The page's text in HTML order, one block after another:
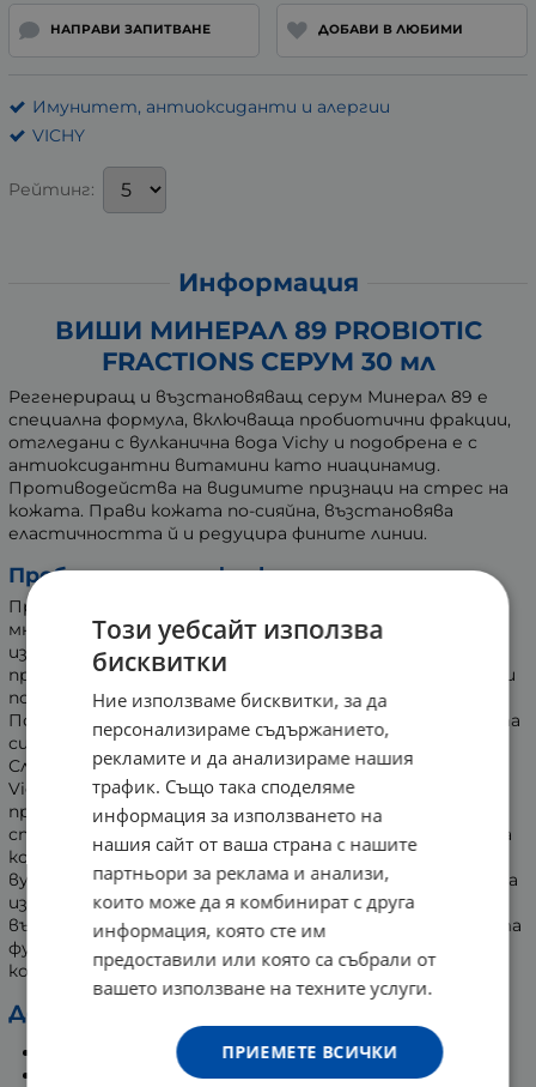
НАПРАВИ ЗАПИТВАНЕ ДОБАВИ В ЛЮБИМИ
Имунитет, антиоксиданти и алергии
VICHY
Рейтинг:
Информация
ВИШИ МИНЕРАЛ 89 PROBIOTIC
FRACTIONS СЕРУМ 30 мл
Регенериращ и възстановяващ серум Минерал 89 е
специална формула, включваща пробиотични фракции,
отгледани с вулканична вода Vichy и подобрена е с
антиоксидантни витамини като ниацинамид.
Противодейства на видимите признаци на стрес на
кожата. Прави кожата по-сияйна, възстановява
еластичността й и редуцира фините линии.
Пробиотичните фракции:
Пробиотиците са добре познати отдавна с
множество ползи за здравето, затова и са често
използвани в хранителните добавки. Те
представляват живи микроорганизми, въздействащи
положително върху микробиотичния състав.
Попадайки в организма могат да модулират имунната
система.
След повече от 25 години експертиза, лаборатории
Vichy създават нова активна съставка,
представляващи фракции на собствен пробиотик. А
специалистите Vichy ги интегрират към грижата за
кожата. Пробиотичните фракции са свързани с
вулканична вода Vichy. Това уникално съединение показа
изключителна ефикасност в ускоряване
възстановяването на кожата, подсилване бариерната
функция на кожата и оптимизиране защитите на
кожата.
Действие:
Спомага за по-бързо възстановяване на кожата
Укрепва бариерната функция на кожата.
Този уебсайт използва
бисквитки
Ние използваме бисквитки, за да
персонализираме съдържанието,
рекламите и да анализираме нашия
трафик. Също така споделяме
информация за използването на
нашия сайт от ваша страна с нашите
партньори за реклама и анализи,
които може да я комбинират с друга
информация, която сте им
предоставили или която са събрали от
вашето използване на техните услуги.
ПРИЕМЕТЕ ВСИЧКИ